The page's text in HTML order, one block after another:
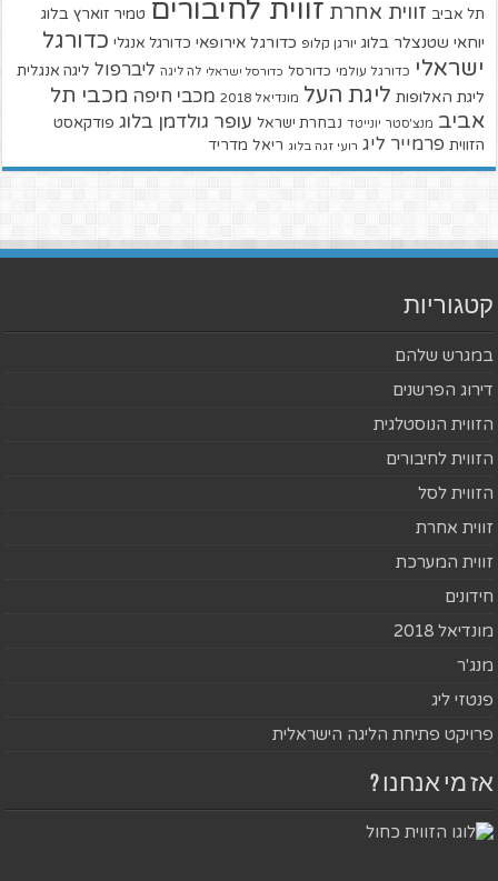
תל אביב זווית אחרת זווית לחיבורים טמיר זוארץ בלוג
יוחאי שטנצלר בלוג יורגן קלופ כדורגל אירופאי כדורגל אנגלי כדורגל
ישראלי כדורגל עולמי כדורסל כדורסל ישראלי לה ליגה ליברפול ליגה אנגלית
ליגת האלופות ליגת העל מונדיאל 2018 מכבי חיפה מכבי תל
אביב מנצ'סטר יונייטד נבחרת ישראל עופר גולדמן בלוג פודקאסט
הזווית פרמייר ליג רועי זגה בלוג ריאל מדריד
קטגוריות
במגרש שלהם
דירוג הפרשנים
הזווית הנוסטלגית
הזווית לחיבורים
הזווית לסל
זווית אחרת
זווית המערכת
חידונים
מונדיאל 2018
מנג'ר
פנטזי ליג
פרויקט פתיחת הליגה הישראלית
אז מי אנחנו ?